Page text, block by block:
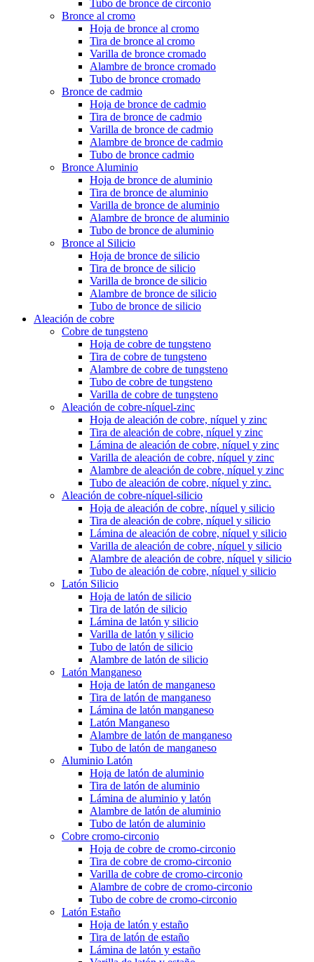
Tubo de bronce de circonio
Bronce al cromo
Hoja de bronce al cromo
Tira de bronce al cromo
Varilla de bronce cromado
Alambre de bronce cromado
Tubo de bronce cromado
Bronce de cadmio
Hoja de bronce de cadmio
Tira de bronce de cadmio
Varilla de bronce de cadmio
Alambre de bronce de cadmio
Tubo de bronce cadmio
Bronce Aluminio
Hoja de bronce de aluminio
Tira de bronce de aluminio
Varilla de bronce de aluminio
Alambre de bronce de aluminio
Tubo de bronce de aluminio
Bronce al Silicio
Hoja de bronce de silicio
Tira de bronce de silicio
Varilla de bronce de silicio
Alambre de bronce de silicio
Tubo de bronce de silicio
Aleación de cobre
Cobre de tungsteno
Hoja de cobre de tungsteno
Tira de cobre de tungsteno
Alambre de cobre de tungsteno
Tubo de cobre de tungsteno
Varilla de cobre de tungsteno
Aleación de cobre-níquel-zinc
Hoja de aleación de cobre, níquel y zinc
Tira de aleación de cobre, níquel y zinc
Lámina de aleación de cobre, níquel y zinc
Varilla de aleación de cobre, níquel y zinc
Alambre de aleación de cobre, níquel y zinc
Tubo de aleación de cobre, níquel y zinc.
Aleación de cobre-níquel-silicio
Hoja de aleación de cobre, níquel y silicio
Tira de aleación de cobre, níquel y silicio
Lámina de aleación de cobre, níquel y silicio
Varilla de aleación de cobre, níquel y silicio
Alambre de aleación de cobre, níquel y silicio
Tubo de aleación de cobre, níquel y silicio
Latón Silicio
Hoja de latón de silicio
Tira de latón de silicio
Lámina de latón y silicio
Varilla de latón y silicio
Tubo de latón de silicio
Alambre de latón de silicio
Latón Manganeso
Hoja de latón de manganeso
Tira de latón de manganeso
Lámina de latón manganeso
Latón Manganeso
Alambre de latón de manganeso
Tubo de latón de manganeso
Aluminio Latón
Hoja de latón de aluminio
Tira de latón de aluminio
Lámina de aluminio y latón
Alambre de latón de aluminio
Tubo de latón de aluminio
Cobre cromo-circonio
Hoja de cobre de cromo-circonio
Tira de cobre de cromo-circonio
Varilla de cobre de cromo-circonio
Alambre de cobre de cromo-circonio
Tubo de cobre de cromo-circonio
Latón Estaño
Hoja de latón y estaño
Tira de latón de estaño
Lámina de latón y estaño